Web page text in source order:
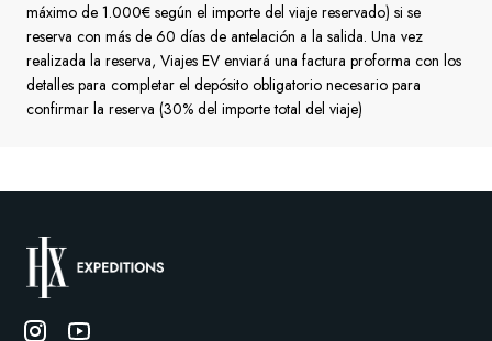
máximo de 1.000€ según el importe del viaje reservado) si se
reserva con más de 60 días de antelación a la salida. Una vez
realizada la reserva, Viajes EV enviará una factura proforma con los
detalles para completar el depósito obligatorio necesario para
confirmar la reserva (30% del importe total del viaje)